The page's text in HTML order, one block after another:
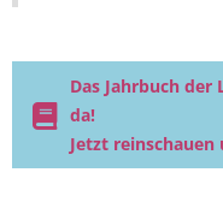
Das Jahrbuch
da!
Jetzt